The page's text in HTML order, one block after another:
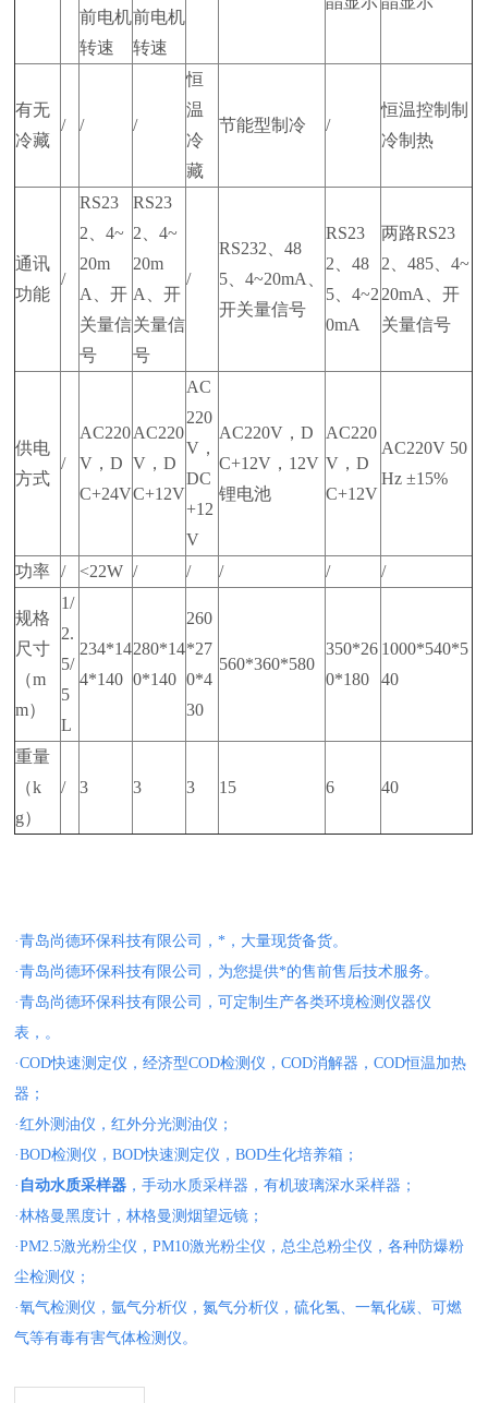
前电机
转速
前电机
转速
有无
冷藏
/ / /
恒
温
冷
藏
节能型制冷 /
恒温控制制
冷制热
通讯
功能
/
RS23
2、4~
20m
A、开
关量信
号
RS23
2、4~
20m
A、开
关量信
号
/
RS232、48
5、4~20mA、
开关量信号
RS23
2、48
5、4~2
0mA
两路RS23
2、485、4~
20mA、开
关量信号
供电
方式
/
AC220
V，D
C+24V
AC220
V，D
C+12V
AC
220
V，
DC
+12
V
AC220V，D
C+12V，12V
锂电池
AC220
V，D
C+12V
AC220V 50
Hz ±15%
功率 / <22W / / / / /
规格
尺寸
（m
m）
1/
2.
5/
5
L
234*14
4*140
280*14
0*140
260
*27
0*4
30
560*360*580
350*26
0*180
1000*540*5
40
重量
（k
g）
/ 3 3 3 15 6 40
·青岛尚德环保科技有限公司，*，大量现货备货。
·青岛尚德环保科技有限公司，为您提供*的售前售后技术服务。
·青岛尚德环保科技有限公司，可定制生产各类环境检测仪器仪
表，。
·COD快速测定仪，经济型COD检测仪，COD消解器，COD恒温加热
器；
·红外测油仪，红外分光测油仪；
·BOD检测仪，BOD快速测定仪，BOD生化培养箱；
· 自动水质采样器 ，手动水质采样器，有机玻璃深水采样器；
·林格曼黑度计，林格曼测烟望远镜；
·PM2.5激光粉尘仪，PM10激光粉尘仪，总尘总粉尘仪，各种防爆粉
尘检测仪；
·氧气检测仪，氩气分析仪，氮气分析仪，硫化氢、一氧化碳、可燃
气等有毒有害气体检测仪。